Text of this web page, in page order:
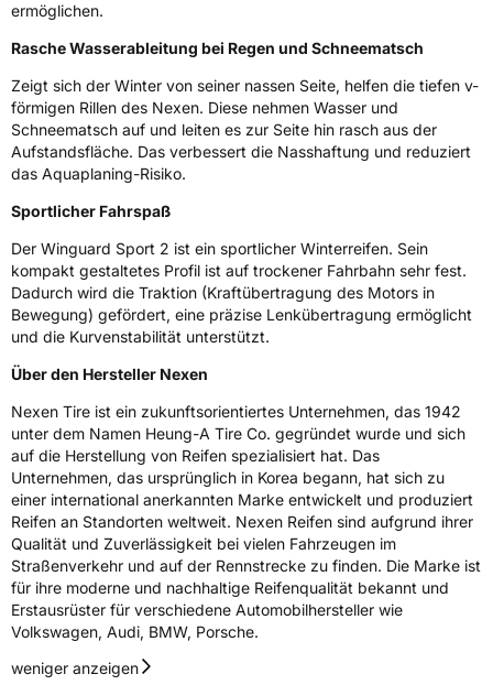
3PMSF / Schneeflockensymbol / Alpine-SymbolJa
EPREL ID1316057
Allgemeine Produktsicherheit (GPSR)
Strasse 1 65779 Kelkheim Deutschland,
ermöglichen.
Rasche Wasserableitung bei Regen und Schneematsch
Zeigt sich der Winter von seiner nassen Seite, helfen die tiefen v-
förmigen Rillen des Nexen. Diese nehmen Wasser und
Schneematsch auf und leiten es zur Seite hin rasch aus der
Aufstandsfläche. Das verbessert die Nasshaftung und reduziert
das Aquaplaning-Risiko.
Sportlicher Fahrspaß
Der Winguard Sport 2 ist ein sportlicher Winterreifen. Sein
kompakt gestaltetes Profil ist auf trockener Fahrbahn sehr fest.
Dadurch wird die Traktion (Kraftübertragung des Motors in
Bewegung) gefördert, eine präzise Lenkübertragung ermöglicht
und die Kurvenstabilität unterstützt.
Über den Hersteller Nexen
Nexen Tire ist ein zukunftsorientiertes Unternehmen, das 1942
unter dem Namen Heung-A Tire Co. gegründet wurde und sich
auf die Herstellung von Reifen spezialisiert hat. Das
Unternehmen, das ursprünglich in Korea begann, hat sich zu
einer international anerkannten Marke entwickelt und produziert
Reifen an Standorten weltweit. Nexen Reifen sind aufgrund ihrer
Qualität und Zuverlässigkeit bei vielen Fahrzeugen im
Straßenverkehr und auf der Rennstrecke zu finden. Die Marke ist
für ihre moderne und nachhaltige Reifenqualität bekannt und
Erstausrüster für verschiedene Automobilhersteller wie
Volkswagen, Audi, BMW, Porsche.
weniger anzeigen